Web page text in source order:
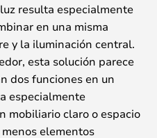
resulta especialmente
en una misma
y la iluminación central.
esta solución parece
dos funciones en un
especialmente
mobiliario claro o espacio
elementos